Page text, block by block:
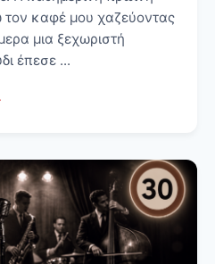
τον καφέ μου χαζεύοντας
μια ξεχωριστή
έπεσε ...